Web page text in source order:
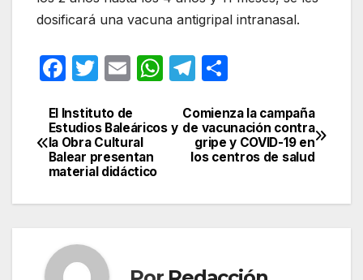
dosificará una vacuna antigripal intranasal.
F
c
e
b
o
k
T
itt
er
E
ail
W
at
p
T
e
gr
a
m
m
p
ar
tir
Navegación
de
Comienza la campaña
de vacunación contra
gripe y COVID-19 en
los centros de salud
El Instituto de
Estudios Baleáricos y
la Obra Cultural
Balear presentan
material didáctico